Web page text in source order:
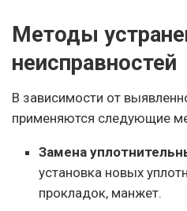
Методы
неисправностей
В зависимости от
применяются следующие
Замена
установка новых
прокладок, манжет.